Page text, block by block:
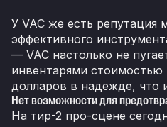
У VAC же есть репутация
эффективного
— VAC настолько не
инвентарями cтоимостью
долларов в надежде, что
Нет возможности для
На тир-2 про-сцене